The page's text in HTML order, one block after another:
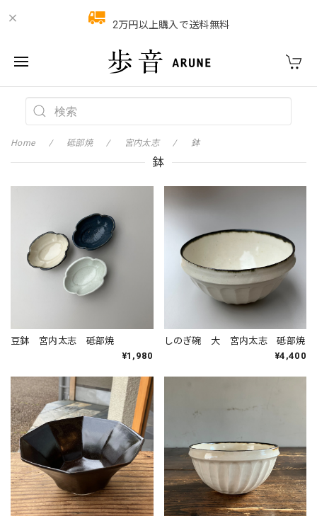
2万円以上購入で送料無料
Home 砥部焼 宮内太志 鉢
鉢
豆鉢 宮内太志 砥部焼
¥1,980
しのぎ碗 大 宮内太志 砥部焼
¥4,400